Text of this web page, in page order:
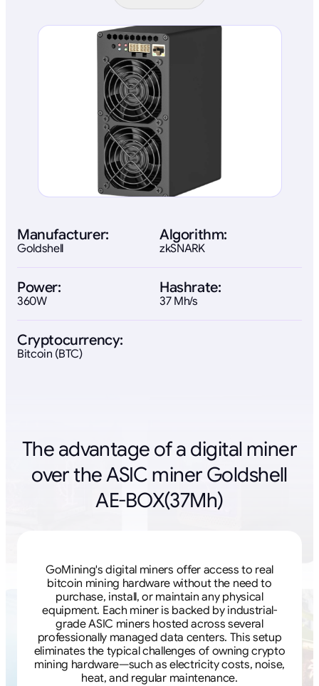
Manufacturer:
Goldshell
Algorithm:
zkSNARK
Power:
360W
Hashrate:
37 Mh/s
Cryptocurrency:
Bitcoin (BTC)
The advantage of a digital miner
over the ASIC miner Goldshell
AE-BOX(37Mh)
GoMining's digital miners offer access to real
bitcoin mining hardware without the need to
purchase, install, or maintain any physical
equipment. Each miner is backed by industrial-
grade ASIC miners hosted across several
professionally managed data centers. This setup
eliminates the typical challenges of owning crypto
mining hardware—such as electricity costs, noise,
heat, and regular maintenance.